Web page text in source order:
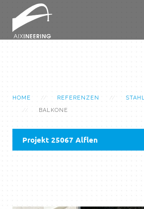
HOME REFERENZEN
BALKONE
Projekt 25067 Alflen